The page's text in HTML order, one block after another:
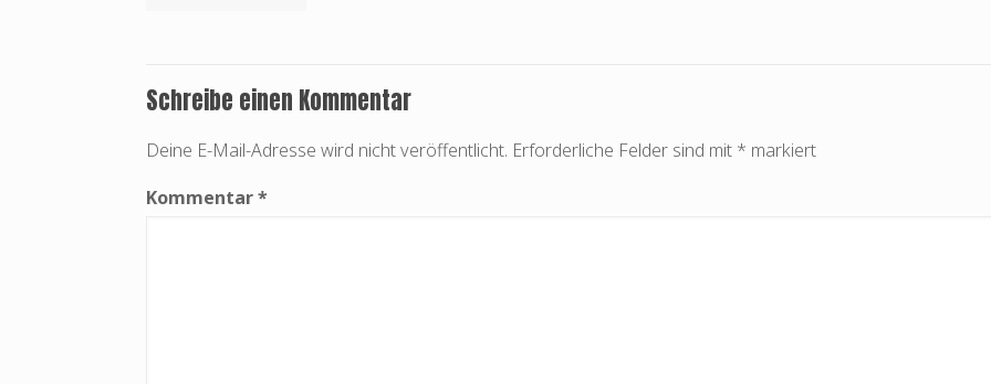
Schreibe einen Kommentar
Deine E-Mail-Adresse wird nicht veröffentlicht. Erforderliche Felder sind mit * markiert
Kommentar*